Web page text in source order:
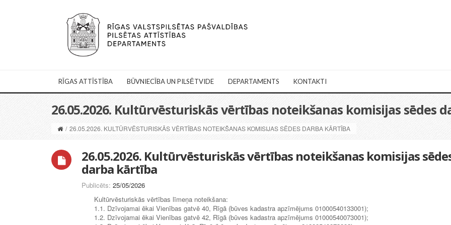
RĪGAS ATTĪSTĪBA BŪVNIECĪBA UN PILSĒTVIDE DEPARTAMENTS KONTAKTI
26.05.2026. Kultūrvēsturiskās vērtības noteikšanas komisijas sēdes
/ 26.05.2026. KULTŪRVĒSTURISKĀS VĒRTĪBAS NOTEIKŠANAS KOMISIJAS SĒDES DARBA KĀRTĪBA
26.05.2026. Kultūrvēsturiskās vērtības noteikšanas komisijas
darba kārtība
Publicēts: 25/05/2026
Kultūrvēsturiskās vērtības līmeņa noteikšana:
1.1. Dzīvojamai ēkai Vienības gatvē 40, Rīgā (būves kadastra apzīmējums 01000540133001);
1.2. Dzīvojamai ēkai Vienības gatvē 42, Rīgā (būves kadastra apzīmējums 01000540073001);